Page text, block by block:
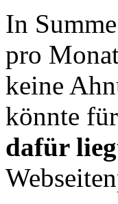
In
pro
keine
könnte
dafür